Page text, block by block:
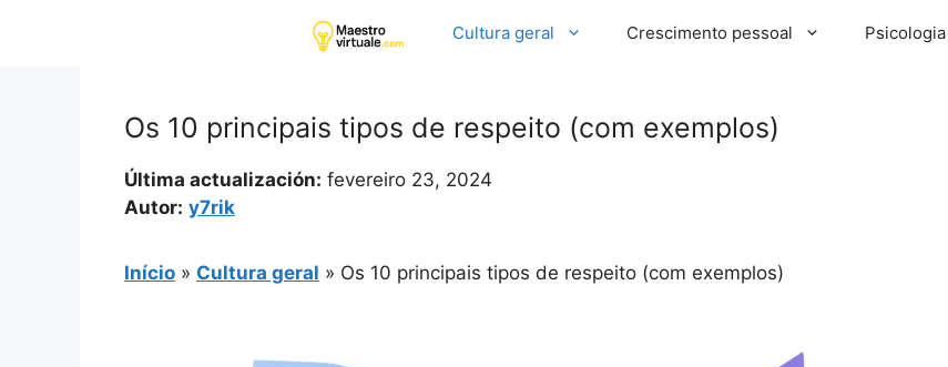
Cultura geral Crescimento pessoal Psicologia
Os 10 principais tipos de respeito (com exemplos)
Última actualización: fevereiro 23, 2024
Autor: y7rik
Início » Cultura geral » Os 10 principais tipos de respeito (com exemplos)